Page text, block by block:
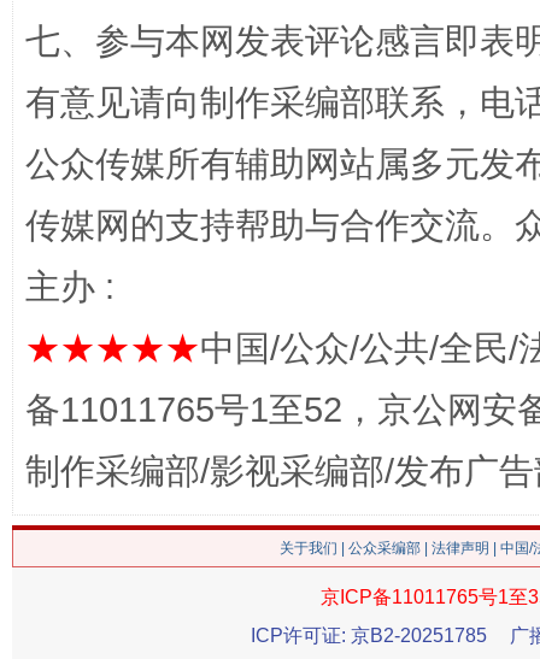
在谋一域中谋全局
今
习近平的博鳌关键词
魏明
七、参与本网发表评论感言即表
有意见请向制作采编部联系，电
公众传媒所有辅助网站属多元发
传媒网的支持帮助与合作交流。
主办 :
★★★★★中国/公众/公共/全民/
备11011765号1至52，京公网安
制作采编部/影视采编部/发布广
关于我们 公众采编部 法律声明 | 中国
京ICP备11011765号1至
ICP许可证: 京B2-20251785
广